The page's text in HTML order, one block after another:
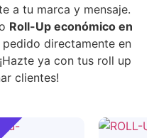
a tu marca y mensaje.
Roll-Up económico en
directamente en
ya con tus roll up
clientes!